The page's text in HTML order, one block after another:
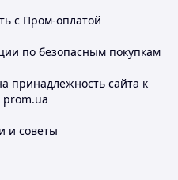
с Пром-оплатой
по безопасным покупкам
принадлежность сайта к
prom.ua
и советы